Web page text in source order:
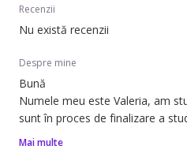
Recenzii
Nu există recenzii
Despre mine
Bună
Numele meu este Valeria, am
sunt în proces de finalizare a
engleza. Sunt o persoană
Mai multe